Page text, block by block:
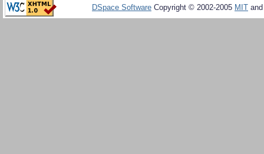
DSpace Software Copyright © 2002-2005 MIT